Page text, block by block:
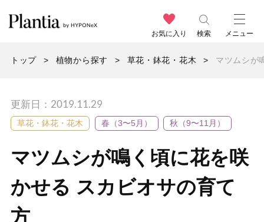
お気に入り 検索 メニュー
トップ 植物から探す 草花・鉢花・花木 マツムシが
更新日：2019.11.29
草花・鉢花・花木 春（3〜5月） 秋（9〜11月）
マツムシが鳴く頃に花を咲
かせる スカビオサの育て
方